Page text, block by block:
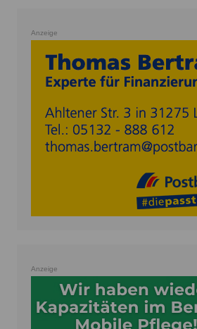
Anzeige
Anzeige